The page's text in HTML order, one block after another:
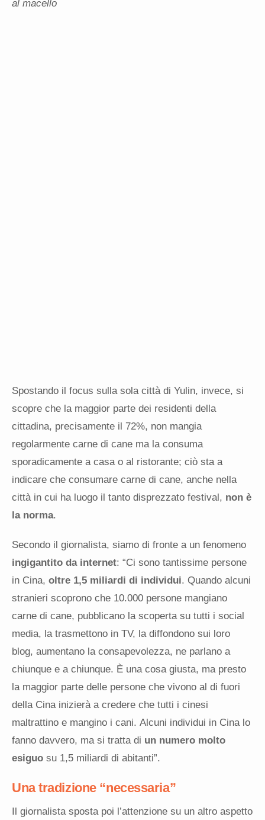
al macello
Spostando il focus sulla sola città di Yulin, invece, si
scopre che la maggior parte dei residenti della
cittadina, precisamente il 72%, non mangia
regolarmente carne di cane ma la consuma
sporadicamente a casa o al ristorante; ciò sta a
indicare che consumare carne di cane, anche nella
città in cui ha luogo il tanto disprezzato festival, non è
la norma.
Secondo il giornalista, siamo di fronte a un fenomeno
ingigantito da internet: “Ci sono tantissime persone
in Cina, oltre 1,5 miliardi di individui. Quando alcuni
stranieri scoprono che 10.000 persone mangiano
carne di cane, pubblicano la scoperta su tutti i social
media, la trasmettono in TV, la diffondono sui loro
blog, aumentano la consapevolezza, ne parlano a
chiunque e a chiunque. È una cosa giusta, ma presto
la maggior parte delle persone che vivono al di fuori
della Cina inizierà a credere che tutti i cinesi
maltrattino e mangino i cani. Alcuni individui in Cina lo
fanno davvero, ma si tratta di un numero molto
esiguo su 1,5 miliardi di abitanti”.
Una tradizione “necessaria”
Il giornalista sposta poi l’attenzione su un altro aspetto